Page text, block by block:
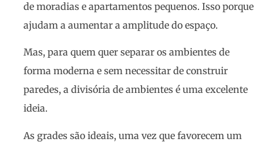
de moradias e apartamentos pequenos. Isso porque
ajudam a aumentar a amplitude do espaço.
Mas, para quem quer separar os ambientes de
forma moderna e sem necessitar de construir
paredes, a divisória de ambientes é uma excelente
ideia.
As grades são ideais, uma vez que favorecem um